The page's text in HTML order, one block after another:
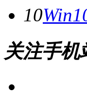
10
关注手机